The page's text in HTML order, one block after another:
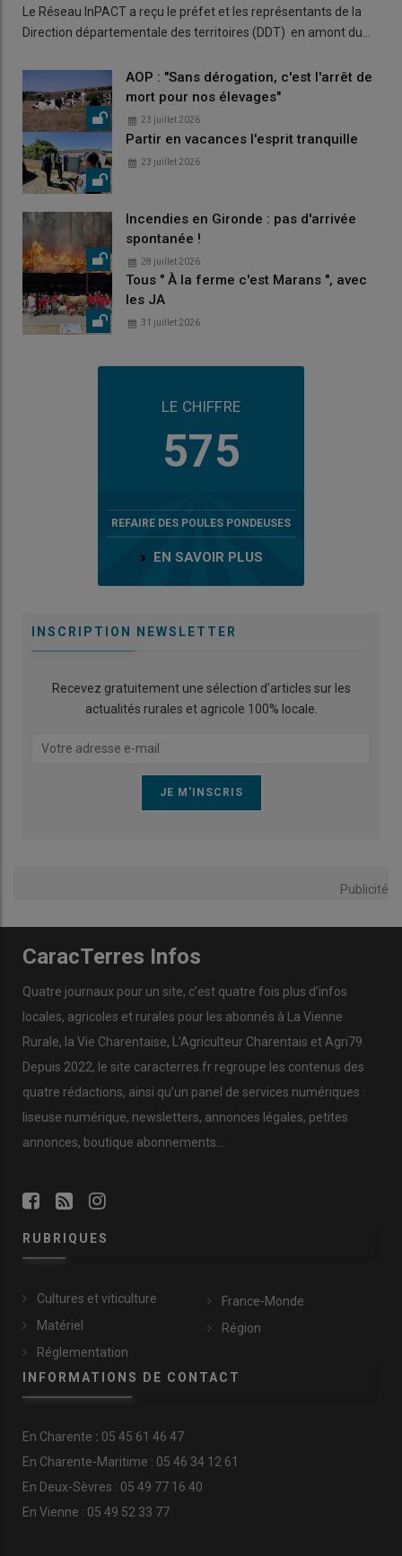
Le Réseau InPACT a reçu le préfet et les représentants de la
Direction départementale des territoires (DDT) en amont du…
AOP : "Sans dérogation, c'est l'arrêt de
mort pour nos élevages"
23 juillet 2026
Partir en vacances l'esprit tranquille
23 juillet 2026
Incendies en Gironde : pas d'arrivée
spontanée !
28 juillet 2026
Tous " À la ferme c'est Marans ", avec
les JA
31 juillet 2026
LE CHIFFRE
575
REFAIRE DES POULES PONDEUSES
EN SAVOIR PLUS
INSCRIPTION NEWSLETTER
Recevez gratuitement une sélection d’articles sur les
actualités rurales et agricole 100% locale.
Publicité
CaracTerres Infos
Quatre journaux pour un site, c’est quatre fois plus d’infos
locales, agricoles et rurales pour les abonnés à La Vienne
Rurale, la Vie Charentaise, L’Agriculteur Charentais et Agri79.
Depuis 2022, le site caracterres.fr regroupe les contenus des
quatre rédactions, ainsi qu’un panel de services numériques :
liseuse numérique, newsletters, annonces légales, petites
annonces, boutique abonnements…
RUBRIQUES
Cultures et viticulture
Matériel
Réglementation
France-Monde
Région
INFORMATIONS DE CONTACT
En Charente : 05 45 61 46 47
En Charente-Maritime : 05 46 34 12 61
En Deux-Sèvres : 05 49 77 16 40
En Vienne : 05 49 52 33 77